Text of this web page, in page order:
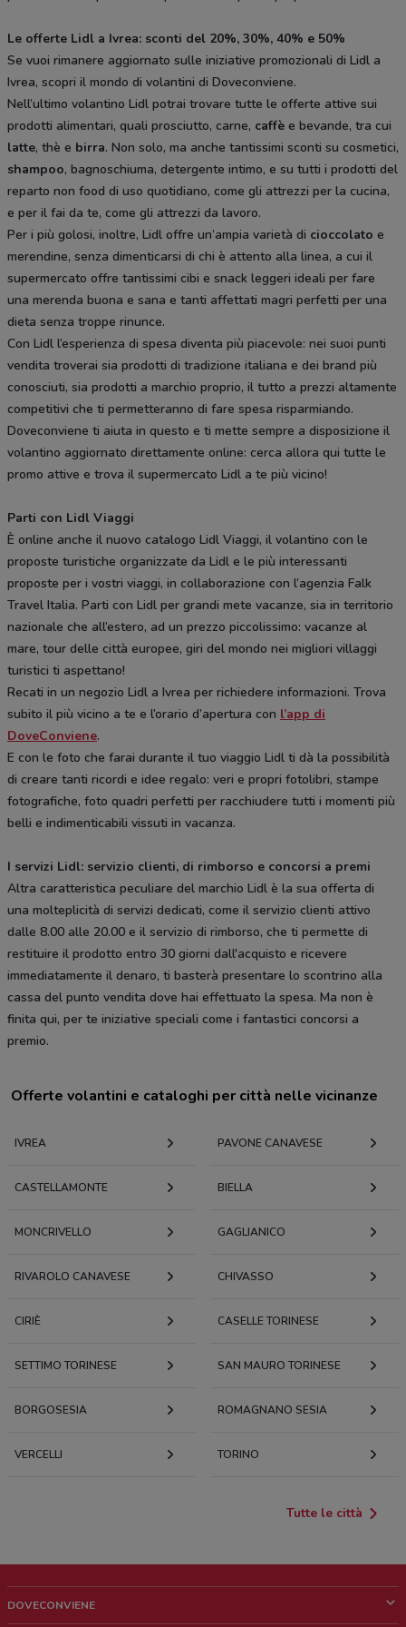
Le offerte Lidl a Ivrea: sconti del 20%, 30%, 40% e 50%
Se vuoi rimanere aggiornato sulle iniziative promozionali di Lidl a
Ivrea, scopri il mondo di volantini di Doveconviene.
Nell’ultimo volantino Lidl potrai trovare tutte le offerte attive sui
prodotti alimentari, quali prosciutto, carne, caffè e bevande, tra cui
latte, thè e birra. Non solo, ma anche tantissimi sconti su cosmetici,
shampoo, bagnoschiuma, detergente intimo, e su tutti i prodotti del
reparto non food di uso quotidiano, come gli attrezzi per la cucina,
e per il fai da te, come gli attrezzi da lavoro.
Per i più golosi, inoltre, Lidl offre un’ampia varietà di cioccolato e
merendine, senza dimenticarsi di chi è attento alla linea, a cui il
supermercato offre tantissimi cibi e snack leggeri ideali per fare
una merenda buona e sana e tanti affettati magri perfetti per una
dieta senza troppe rinunce.
Con Lidl l’esperienza di spesa diventa più piacevole: nei suoi punti
vendita troverai sia prodotti di tradizione italiana e dei brand più
conosciuti, sia prodotti a marchio proprio, il tutto a prezzi altamente
competitivi che ti permetteranno di fare spesa risparmiando.
Doveconviene ti aiuta in questo e ti mette sempre a disposizione il
volantino aggiornato direttamente online: cerca allora qui tutte le
promo attive e trova il supermercato Lidl a te più vicino!
Parti con Lidl Viaggi
È online anche il nuovo catalogo Lidl Viaggi, il volantino con le
proposte turistiche organizzate da Lidl e le più interessanti
proposte per i vostri viaggi, in collaborazione con l’agenzia Falk
Travel Italia. Parti con Lidl per grandi mete vacanze, sia in territorio
nazionale che all’estero, ad un prezzo piccolissimo: vacanze al
mare, tour delle città europee, giri del mondo nei migliori villaggi
turistici ti aspettano!
Recati in un negozio Lidl a Ivrea per richiedere informazioni. Trova
subito il più vicino a te e l’orario d’apertura con l’app di
DoveConviene.
E con le foto che farai durante il tuo viaggio Lidl ti dà la possibilità
di creare tanti ricordi e idee regalo: veri e propri fotolibri, stampe
fotografiche, foto quadri perfetti per racchiudere tutti i momenti più
belli e indimenticabili vissuti in vacanza.
I servizi Lidl: servizio clienti, di rimborso e concorsi a premi
Altra caratteristica peculiare del marchio Lidl è la sua offerta di
una molteplicità di servizi dedicati, come il servizio clienti attivo
dalle 8.00 alle 20.00 e il servizio di rimborso, che ti permette di
restituire il prodotto entro 30 giorni dall'acquisto e ricevere
immediatamente il denaro, ti basterà presentare lo scontrino alla
cassa del punto vendita dove hai effettuato la spesa. Ma non è
finita qui, per te iniziative speciali come i fantastici concorsi a
premio.
Offerte volantini e cataloghi per città nelle vicinanze
IVREA PAVONE CANAVESE
CASTELLAMONTE BIELLA
MONCRIVELLO GAGLIANICO
RIVAROLO CANAVESE CHIVASSO
CIRIÈ CASELLE TORINESE
SETTIMO TORINESE SAN MAURO TORINESE
BORGOSESIA ROMAGNANO SESIA
VERCELLI TORINO
Tutte le città
DOVECONVIENE